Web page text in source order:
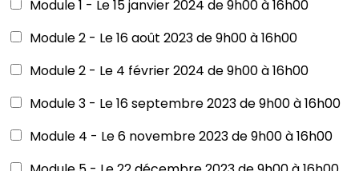
Module 1 - Le 15 janvier 2024 de 9h00 à 16h00
Module 2 - Le 16 août 2023 de 9h00 à 16h00
Module 2 - Le 4 février 2024 de 9h00 à 16h00
Module 3 - Le 16 septembre 2023 de 9h00 à 16h00
Module 4 - Le 6 novembre 2023 de 9h00 à 16h00